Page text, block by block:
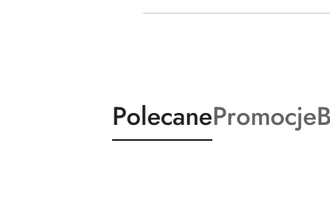
Pomiń karuzelę produktów
Produkty
o
PolecaneProdukty
o
Promocje